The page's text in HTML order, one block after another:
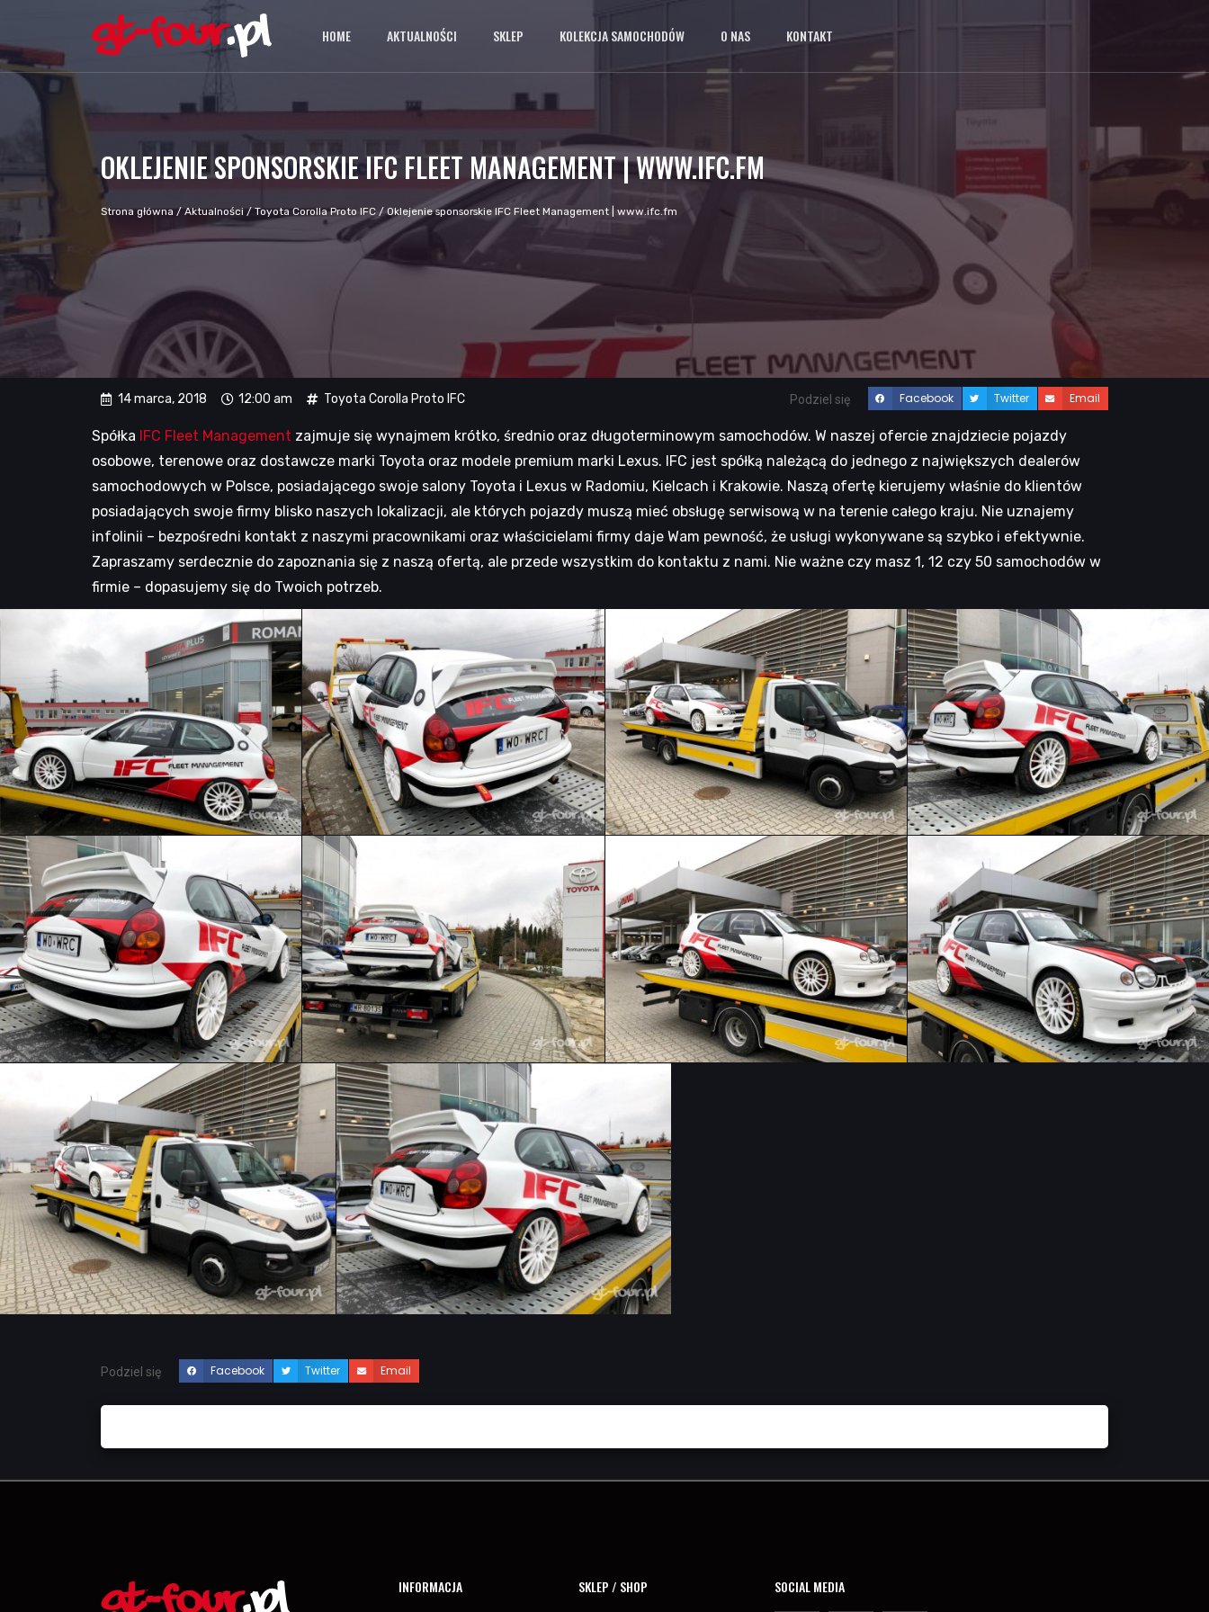
HOME AKTUALNOŚCI SKLEP KOLEKCJA SAMOCHODÓW O NAS KONTAKT
OKLEJENIE SPONSORSKIE IFC FLEET MANAGEMENT | WWW.IFC.FM
Strona główna/Aktualności/Toyota Corolla Proto IFC /Oklejenie sponsorskie IFC Fleet Management | www.ifc.fm
14 marca, 2018 12:00 am Toyota Corolla Proto IFC Podziel się Facebook Twitter Email
Spółka IFC Fleet Management zajmuje się wynajmem krótko, średnio oraz długoterminowym samochodów. W naszej ofercie znajdziecie pojazdy
osobowe, terenowe oraz dostawcze marki Toyota oraz modele premium marki Lexus. IFC jest spółką należącą do jednego z największych dealerów
samochodowych w Polsce, posiadającego swoje salony Toyota i Lexus w Radomiu, Kielcach i Krakowie. Naszą ofertę kierujemy właśnie do klientów
posiadających swoje firmy blisko naszych lokalizacji, ale których pojazdy muszą mieć obsługę serwisową w na terenie całego kraju. Nie uznajemy
infolinii – bezpośredni kontakt z naszymi pracownikami oraz właścicielami firmy daje Wam pewność, że usługi wykonywane są szybko i efektywnie.
Zapraszamy serdecznie do zapoznania się z naszą ofertą, ale przede wszystkim do kontaktu z nami. Nie ważne czy masz 1, 12 czy 50 samochodów w
firmie – dopasujemy się do Twoich potrzeb.
Podziel się Facebook Twitter Email
INFORMACJA SKLEP / SHOP SOCIAL MEDIA